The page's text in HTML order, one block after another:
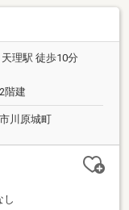
理駅 徒歩10分
階建
川原城町
し